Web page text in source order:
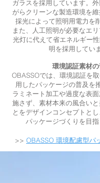
ガラスを採用しています。
がらクリーンな製造環境を
採光によって照明用電力を
また、人工照明が必要なエ
光灯に代えて省エネルギー
明を採用してい
環境認証素材の
OBASSOでは、環境認証を
用したパッケージの普及を
ラミネート加工や過度な表
施さず、素材本来の風合い
とをデザインコンセプトと
パッケージづくりを目指
>> OBASSO 環境配慮型パ